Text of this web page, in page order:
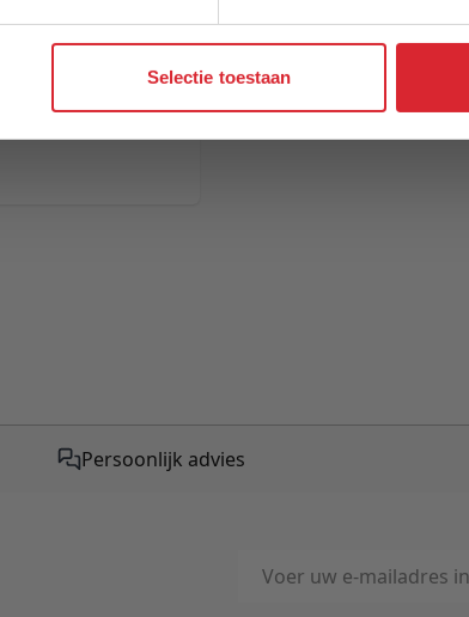
Selectie toestaan
Persoonlijk advies
E-mailadres